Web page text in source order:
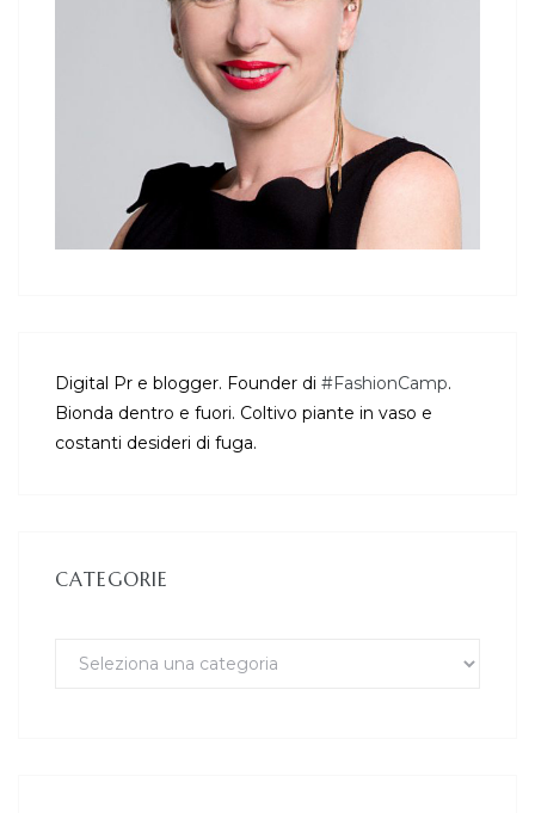
Digital Pr e blogger. Founder di #FashionCamp.
Bionda dentro e fuori. Coltivo piante in vaso e
costanti desideri di fuga.
CATEGORIE